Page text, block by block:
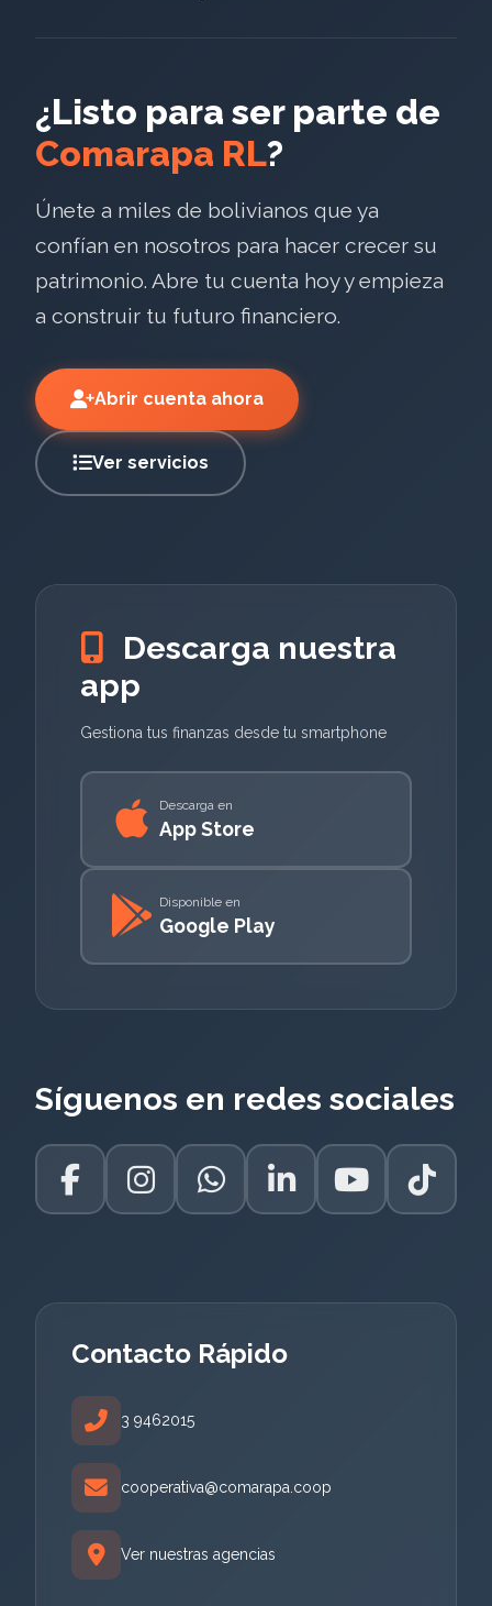
¿Listo para ser parte de
Comarapa RL?
Únete a miles de bolivianos que ya
confían en nosotros para hacer crecer su
patrimonio. Abre tu cuenta hoy y empieza
a construir tu futuro financiero.
Abrir cuenta ahora
Ver servicios
Descarga nuestra
app
Gestiona tus finanzas desde tu smartphone
Descarga en
App Store
Disponible en
Google Play
Síguenos en redes sociales
Contacto Rápido
3 9462015
cooperativa@comarapa.coop
Ver nuestras agencias